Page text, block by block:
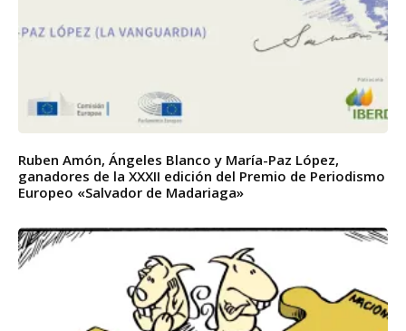
Ruben Amón, Ángeles Blanco y María-Paz López,
ganadores de la XXXII edición del Premio de Periodismo
Europeo «Salvador de Madariaga»